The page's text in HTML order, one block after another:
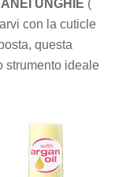
UNGHIE (
con la cuticle
questa
strumento ideale